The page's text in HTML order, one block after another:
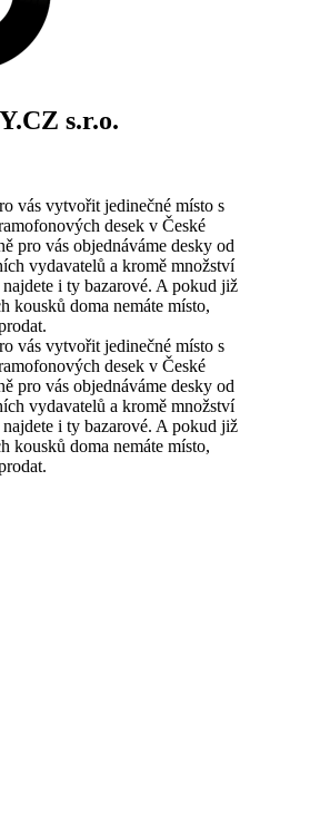
s.r.o.
vás vytvořit jedinečné místo s
desek v České
pro vás objednáváme desky od
vydavatelů a kromě množství
i ty bazarové. A pokud již
kousků doma nemáte místo,
vás vytvořit jedinečné místo s
desek v České
pro vás objednáváme desky od
vydavatelů a kromě množství
i ty bazarové. A pokud již
kousků doma nemáte místo,